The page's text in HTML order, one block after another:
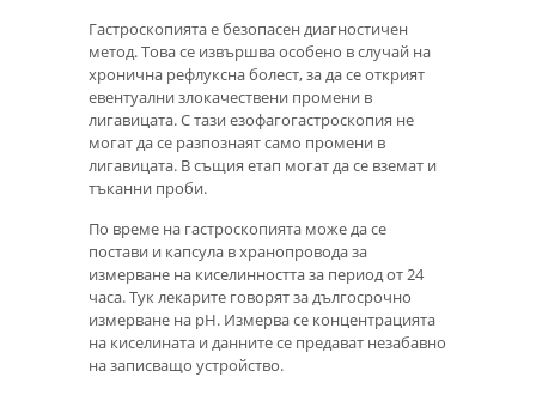
Гастроскопията е безопасен диагностичен
метод. Това се извършва особено в случай на
хронична рефлуксна болест, за да се открият
евентуални злокачествени промени в
лигавицата. С тази езофагогастроскопия не
могат да се разпознаят само промени в
лигавицата. В същия етап могат да се вземат и
тъканни проби.
По време на гастроскопията може да се
постави и капсула в хранопровода за
измерване на киселинността за период от 24
часа. Тук лекарите говорят за дългосрочно
измерване на pH. Измерва се концентрацията
на киселината и данните се предават незабавно
на записващо устройство.